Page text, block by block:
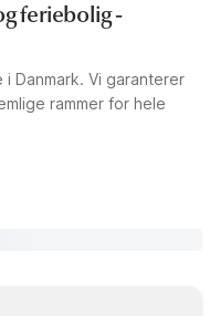
feriebolig -
Danmark. Vi garanterer
rammer for hele